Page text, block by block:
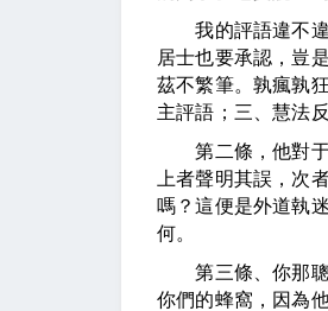
我的評語違不違
居士也要承認，豈
茲不繁筆。孰瘋孰
主評語；三、慧法
第二條，他對于
上者聲明其誤，次
嗎？這便是外道執
何。
第三條、你那聰
你們的蜂窩，因為